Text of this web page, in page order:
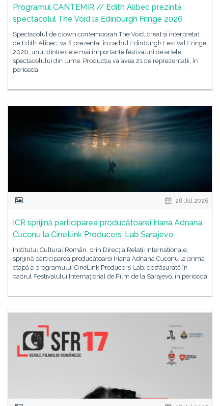
Programul CANTEMIR // Edith Alibec prezintă
spectacolul The Void la Edinburgh Fringe 2026
Spectacolul de clown contemporan The Void, creat și interpretat
de Edith Alibec, va fi prezentat în cadrul Edinburgh Festival Fringe
2026, unul dintre cele mai importante festivaluri de artele
spectacolului din lume. Producția va avea 21 de reprezentații, în
perioada
28 Jul 2026
ICR sprijină participarea producătoarei Iriana Adnana
Cuconu la CineLink Producers’ Lab Sarajevo
Institutul Cultural Român, prin Direcția Relații Internaționale,
sprijină participarea producătoarei Iriana Adnana Cuconu la prima
etapă a programului CineLink Producers’ Lab, desfășurată în
cadrul Festivalului Internațional de Film de la Sarajevo, în perioada